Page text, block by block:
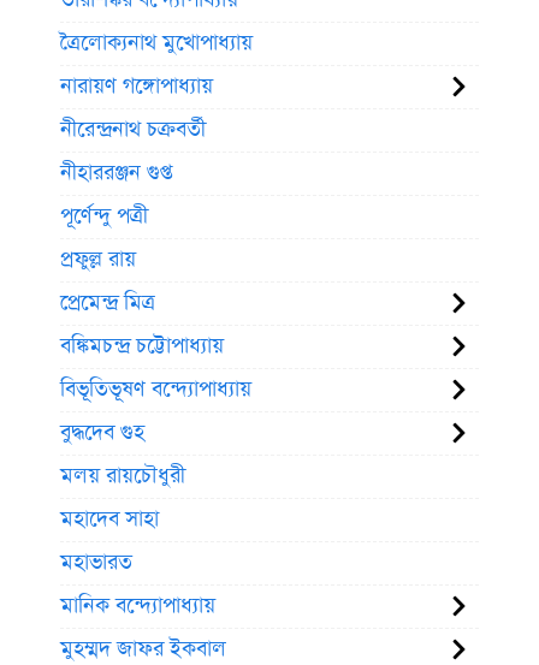
ত্রৈলোক্যনাথ মুখোপাধ্যায়
নারায়ণ গঙ্গোপাধ্যায়
নীরেন্দ্রনাথ চক্রবর্তী
নীহাররঞ্জন গুপ্ত
পূর্ণেন্দু পত্রী
প্রফুল্ল রায়
প্রেমেন্দ্র মিত্র
বঙ্কিমচন্দ্র চট্টোপাধ্যায়
বিভূতিভূষণ বন্দ্যোপাধ্যায়
বুদ্ধদেব গুহ
মলয় রায়চৌধুরী
মহাদেব সাহা
মহাভারত
মানিক বন্দ্যোপাধ্যায়
মুহম্মদ জাফর ইকবাল